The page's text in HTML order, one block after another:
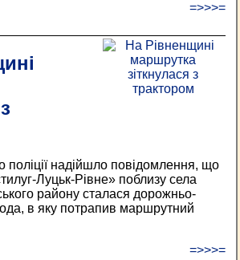
=>>>=
поліції надійшло повідомлення, що
Луцьк-Рівне» поблизу села
району сталася дорожньо-
в яку потрапив маршрутний
=>>>=